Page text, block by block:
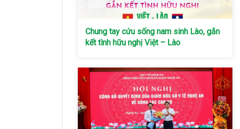
Chung tay cứu sống nam sinh Lào, gắn
kết tình hữu nghị Việt – Lào